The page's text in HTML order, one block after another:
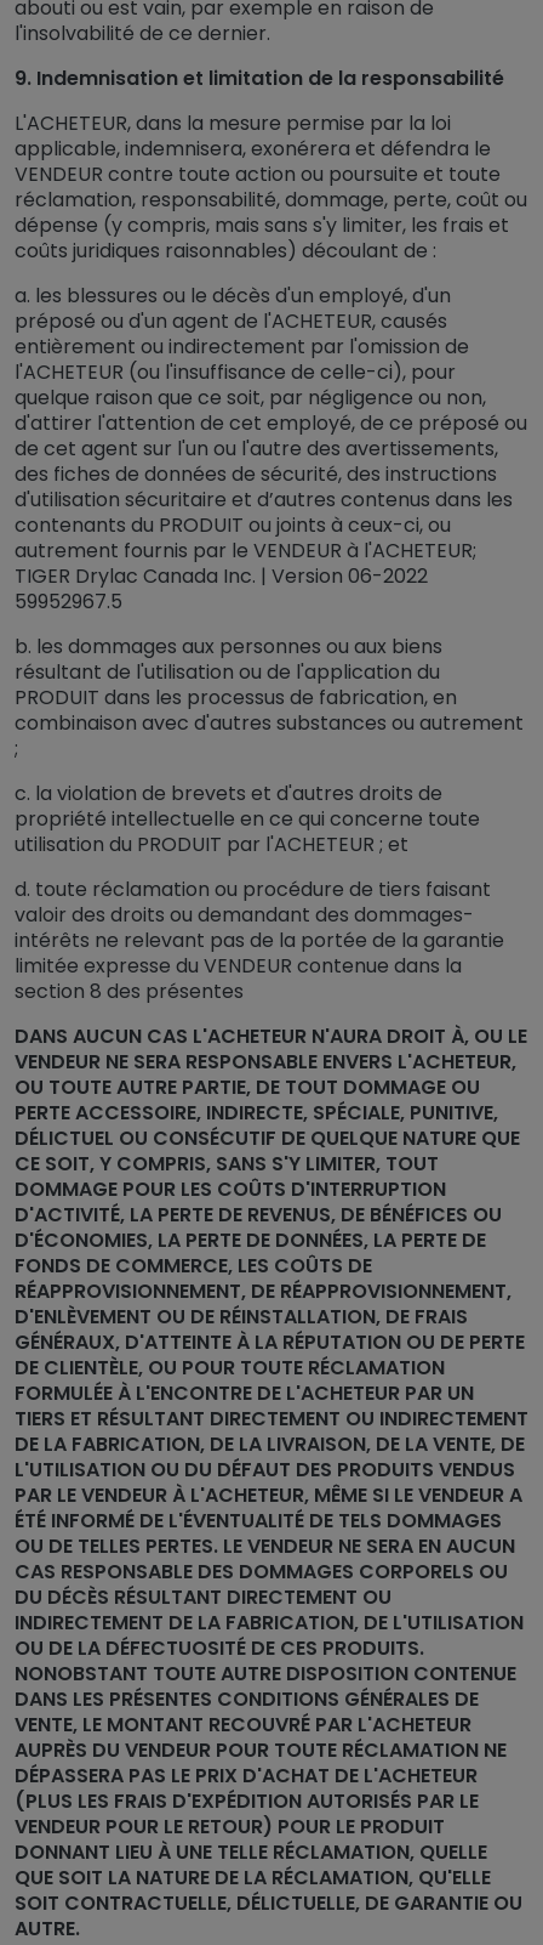
abouti ou est vain, par exemple en raison de
l'insolvabilité de ce dernier.
9. Indemnisation et limitation de la responsabilité
L'ACHETEUR, dans la mesure permise par la loi
applicable, indemnisera, exonérera et défendra le
VENDEUR contre toute action ou poursuite et toute
réclamation, responsabilité, dommage, perte, coût ou
dépense (y compris, mais sans s'y limiter, les frais et
coûts juridiques raisonnables) découlant de :
a. les blessures ou le décès d'un employé, d'un
préposé ou d'un agent de l'ACHETEUR, causés
entièrement ou indirectement par l'omission de
l'ACHETEUR (ou l'insuffisance de celle-ci), pour
quelque raison que ce soit, par négligence ou non,
d'attirer l'attention de cet employé, de ce préposé ou
de cet agent sur l'un ou l'autre des avertissements,
des fiches de données de sécurité, des instructions
d'utilisation sécuritaire et d’autres contenus dans les
contenants du PRODUIT ou joints à ceux-ci, ou
autrement fournis par le VENDEUR à l'ACHETEUR;
TIGER Drylac Canada Inc. | Version 06-2022
59952967.5
b. les dommages aux personnes ou aux biens
résultant de l'utilisation ou de l'application du
PRODUIT dans les processus de fabrication, en
combinaison avec d'autres substances ou autrement
;
c. la violation de brevets et d'autres droits de
propriété intellectuelle en ce qui concerne toute
utilisation du PRODUIT par l'ACHETEUR ; et
d. toute réclamation ou procédure de tiers faisant
valoir des droits ou demandant des dommages-
intérêts ne relevant pas de la portée de la garantie
limitée expresse du VENDEUR contenue dans la
section 8 des présentes
DANS AUCUN CAS L'ACHETEUR N'AURA DROIT À, OU LE
VENDEUR NE SERA RESPONSABLE ENVERS L'ACHETEUR,
OU TOUTE AUTRE PARTIE, DE TOUT DOMMAGE OU
PERTE ACCESSOIRE, INDIRECTE, SPÉCIALE, PUNITIVE,
DÉLICTUEL OU CONSÉCUTIF DE QUELQUE NATURE QUE
CE SOIT, Y COMPRIS, SANS S'Y LIMITER, TOUT
DOMMAGE POUR LES COÛTS D'INTERRUPTION
D'ACTIVITÉ, LA PERTE DE REVENUS, DE BÉNÉFICES OU
D'ÉCONOMIES, LA PERTE DE DONNÉES, LA PERTE DE
FONDS DE COMMERCE, LES COÛTS DE
RÉAPPROVISIONNEMENT, DE RÉAPPROVISIONNEMENT,
D'ENLÈVEMENT OU DE RÉINSTALLATION, DE FRAIS
GÉNÉRAUX, D'ATTEINTE À LA RÉPUTATION OU DE PERTE
DE CLIENTÈLE, OU POUR TOUTE RÉCLAMATION
FORMULÉE À L'ENCONTRE DE L'ACHETEUR PAR UN
TIERS ET RÉSULTANT DIRECTEMENT OU INDIRECTEMENT
DE LA FABRICATION, DE LA LIVRAISON, DE LA VENTE, DE
L'UTILISATION OU DU DÉFAUT DES PRODUITS VENDUS
PAR LE VENDEUR À L'ACHETEUR, MÊME SI LE VENDEUR A
ÉTÉ INFORMÉ DE L'ÉVENTUALITÉ DE TELS DOMMAGES
OU DE TELLES PERTES. LE VENDEUR NE SERA EN AUCUN
CAS RESPONSABLE DES DOMMAGES CORPORELS OU
DU DÉCÈS RÉSULTANT DIRECTEMENT OU
INDIRECTEMENT DE LA FABRICATION, DE L'UTILISATION
OU DE LA DÉFECTUOSITÉ DE CES PRODUITS.
NONOBSTANT TOUTE AUTRE DISPOSITION CONTENUE
DANS LES PRÉSENTES CONDITIONS GÉNÉRALES DE
VENTE, LE MONTANT RECOUVRÉ PAR L'ACHETEUR
AUPRÈS DU VENDEUR POUR TOUTE RÉCLAMATION NE
DÉPASSERA PAS LE PRIX D'ACHAT DE L'ACHETEUR
(PLUS LES FRAIS D'EXPÉDITION AUTORISÉS PAR LE
VENDEUR POUR LE RETOUR) POUR LE PRODUIT
DONNANT LIEU À UNE TELLE RÉCLAMATION, QUELLE
QUE SOIT LA NATURE DE LA RÉCLAMATION, QU'ELLE
SOIT CONTRACTUELLE, DÉLICTUELLE, DE GARANTIE OU
AUTRE.